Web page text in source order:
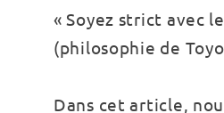
« Soyez strict avec
(philosophie de
Dans cet article,